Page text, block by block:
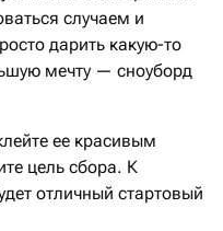
случаем и
дарить какую-то
мечту — сноуборд
ее красивым
цель сбора. К
отличный стартовый